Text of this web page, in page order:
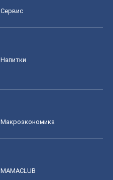
Сервис
Напитки
Mакроэкономика
MAMACLUB